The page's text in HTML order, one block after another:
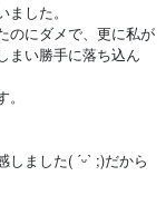
した。
のにダメで、更に私が
まい勝手に落ち込ん
ました( ˊᵕˋ ;)だから